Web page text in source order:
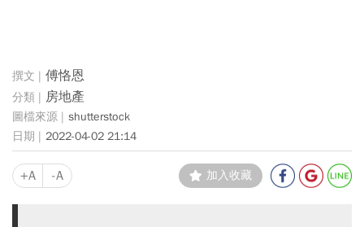
傅恪恩
房地產
shutterstock
2022-04-02 21:14
+A -A 加入收藏